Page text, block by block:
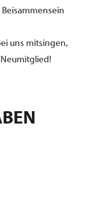
uns mitsingen,
Neumitglied!